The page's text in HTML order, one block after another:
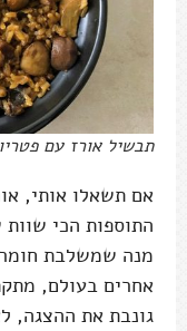
תבשיל אורז עם
אם תשאלו אותי,
התוספות הכי
מנה שמשלבת
אחרים בעולם,
גונבת את ההצגה,